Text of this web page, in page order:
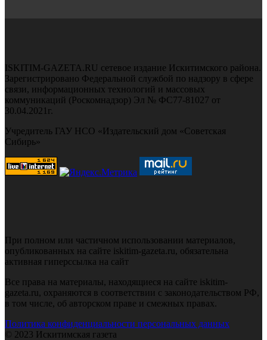
ISKITIM-GAZETA.RU сетевое издание Искитимского района.
Зарегистрировано Федеральной службой по надзору в сфере
связи, информационных технологий и массовых
коммуникаций (Роскомнадзор) Эл № ФС77-81027 от
30.04.2021г.
Учредитель ГАУ НСО «Издательский дом «Советская
Сибирь»
При полном или частичном использовании материалов,
опубликованных на сайте iskitim-gazeta.ru, обязательна
активная гиперссылка на сайт
Все права на материалы, находящиеся на сайте iskitim-
gazeta.ru, охраняются в соответствии с законодательством РФ,
в том числе, об авторском праве и смежных правах.
Политика конфиденциальности персональных данных
© 2023 Искитимская газета